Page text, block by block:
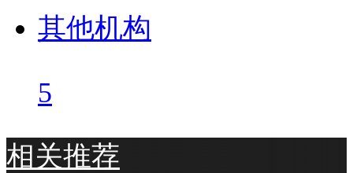
其他机构
5
相关推荐